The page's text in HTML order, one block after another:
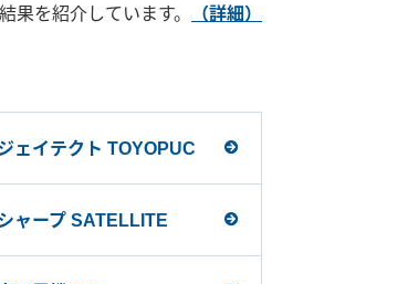
果を紹介しています。 （詳細）
ェイテクト TOYOPUC
ャープ SATELLITE